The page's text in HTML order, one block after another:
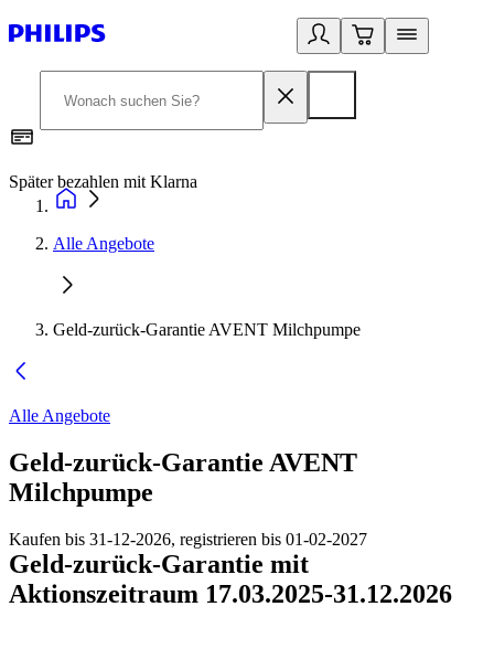
Später bezahlen mit Klarna
Alle Angebote
Geld-zurück-Garantie AVENT Milchpumpe
Alle Angebote
Geld-zurück-Garantie AVENT
Milchpumpe
Kaufen bis 31-12-2026, registrieren bis 01-02-2027
Geld-zurück-Garantie mit
Aktionszeitraum 17.03.2025-31.12.2026